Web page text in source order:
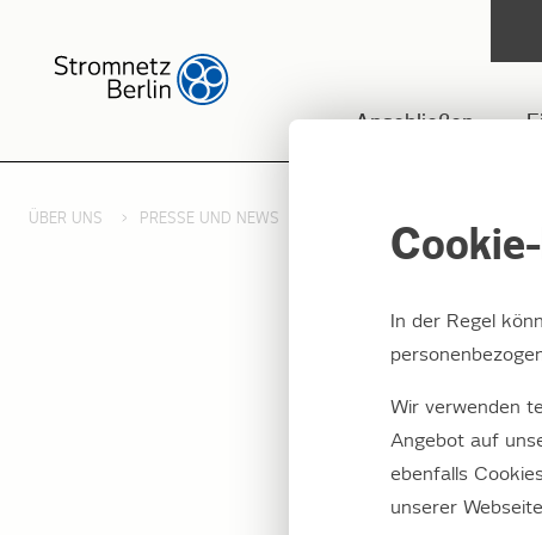
Anschließen
ÜBER UNS PRESSE UND NEWS
„Das
vollem
In der Regel
Wir verwenden
Angebot auf
ebenfalls
unserer